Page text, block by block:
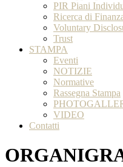
PIR Piani
Ricerca di
Voluntary
Trust
STAMPA
Eventi
NOTIZIE
Normative
Rassegna Stampa
VIDEO
Contatti